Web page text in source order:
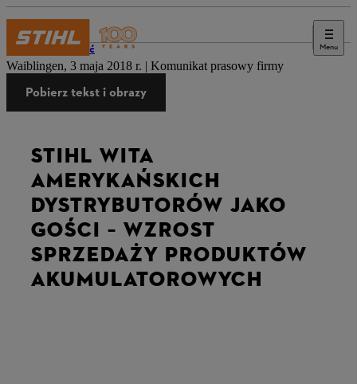
Menu
Naciskać
Waiblingen, 3 maja 2018 r. | Komunikat prasowy firmy
Pobierz tekst i obrazy
STIHL WITA
AMERYKAŃSKICH
DYSTRYBUTORÓW JAKO
GOŚCI – WZROST
SPRZEDAŻY PRODUKTÓW
AKUMULATOROWYCH